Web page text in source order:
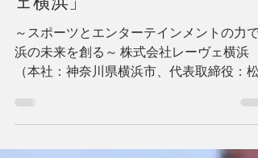
ーシップを締結】ビーチサッ
ー日本一の実績を誇る「レーヴ
ェ横浜」
浜の未来を創る～ 株式会社レーヴェ横浜
（本社：神奈川県横浜市、代表取締役：松
弘也）が運営するビーチサッカークラブ「